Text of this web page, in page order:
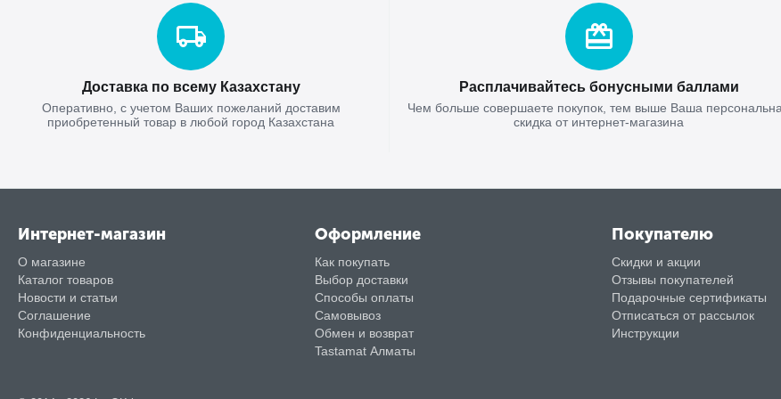
Доставка по всему Казахстану
Оперативно, с учетом Ваших пожеланий доставим
приобретенный товар в любой город Казахстана
Расплачивайтесь бонусными баллами
Чем больше совершаете покупок, тем выше Ваша
скидка от интернет-магазина
Интернет-магазин
О магазине
Каталог товаров
Новости и статьи
Соглашение
Конфиденциальность
Оформление
Как покупать
Выбор доставки
Способы оплаты
Самовывоз
Обмен и возврат
Tastamat Алматы
Покупателю
Скидки и акции
Отзывы покупателей
Подарочные сертификаты
Отписаться от рассылок
Инструкции